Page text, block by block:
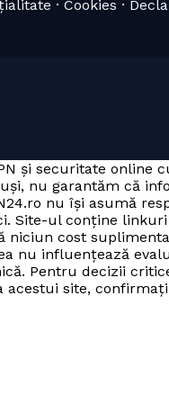
· Cookies ·
și securitate
nu garantăm că
nu își asumă
ul conține
cost
nu influențează
Pentru decizii
site,